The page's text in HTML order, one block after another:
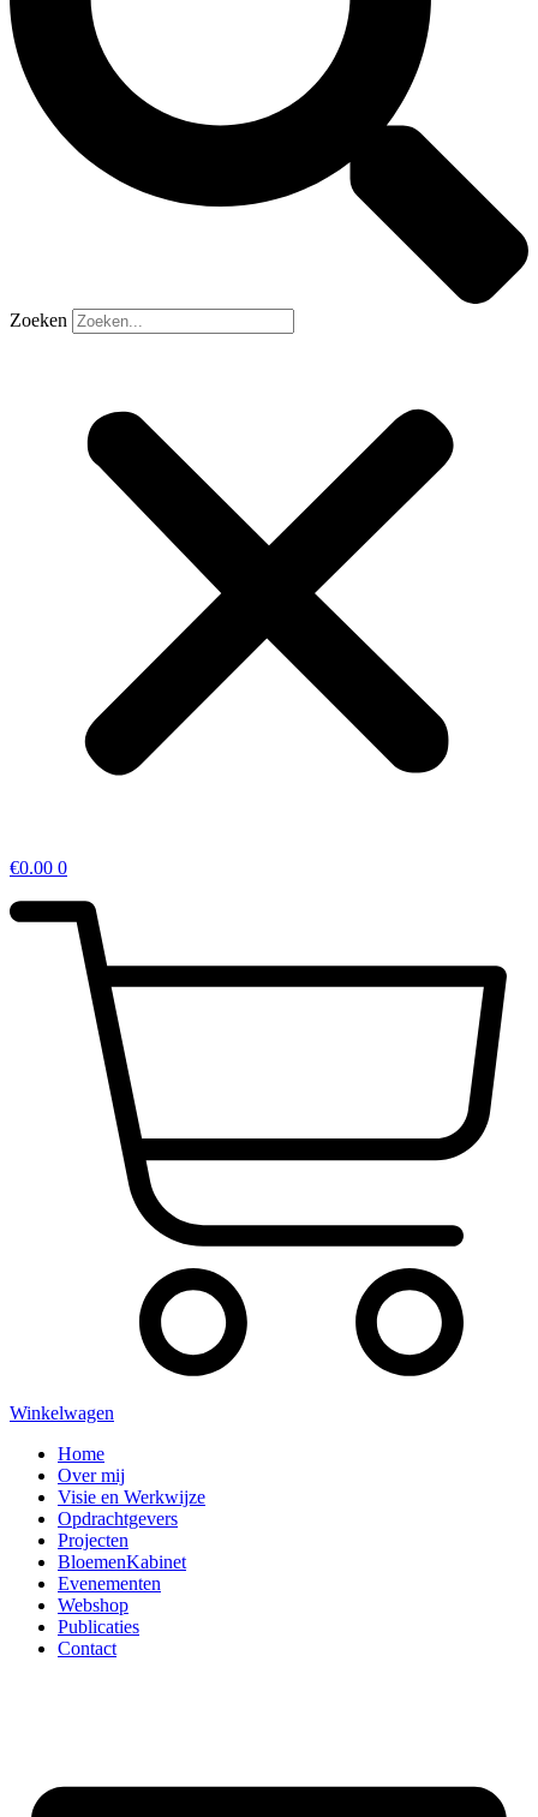
Zoeken
€0.00 0
Winkelwagen
Home
Over mij
Visie en Werkwijze
Opdrachtgevers
Projecten
BloemenKabinet
Evenementen
Webshop
Publicaties
Contact